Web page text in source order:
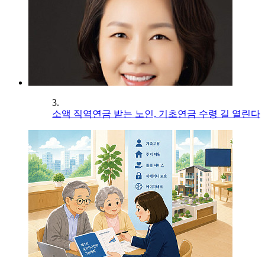
3.
소액 직역연금 받는 노인, 기초연금 수령 길 열린다